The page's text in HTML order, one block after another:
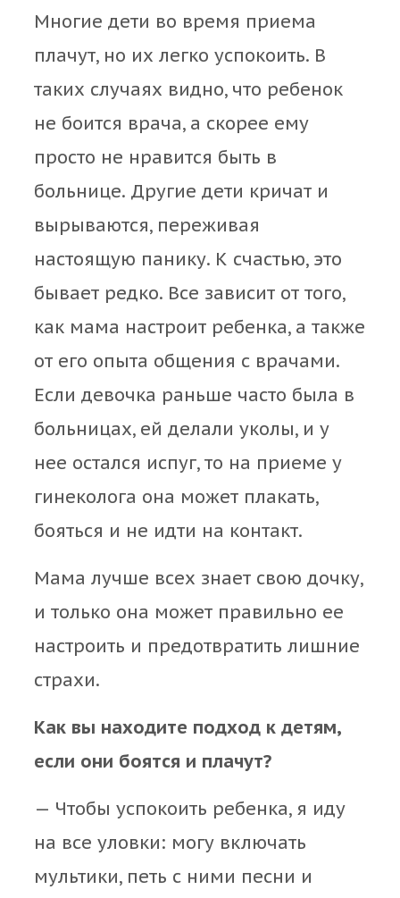
Многие дети во время приема
плачут, но их легко успокоить. В
таких случаях видно, что ребенок
не боится врача, а скорее ему
просто не нравится быть в
больнице. Другие дети кричат и
вырываются, переживая
настоящую панику. К счастью, это
бывает редко. Все зависит от того,
как мама настроит ребенка, а также
от его опыта общения с врачами.
Если девочка раньше часто была в
больницах, ей делали уколы, и у
нее остался испуг, то на приеме у
гинеколога она может плакать,
бояться и не идти на контакт.
Мама лучше всех знает свою дочку,
и только она может правильно ее
настроить и предотвратить лишние
страхи.
Как вы находите подход к детям,
если они боятся и плачут?
— Чтобы успокоить ребенка, я иду
на все уловки: могу включать
мультики, петь с ними песни и